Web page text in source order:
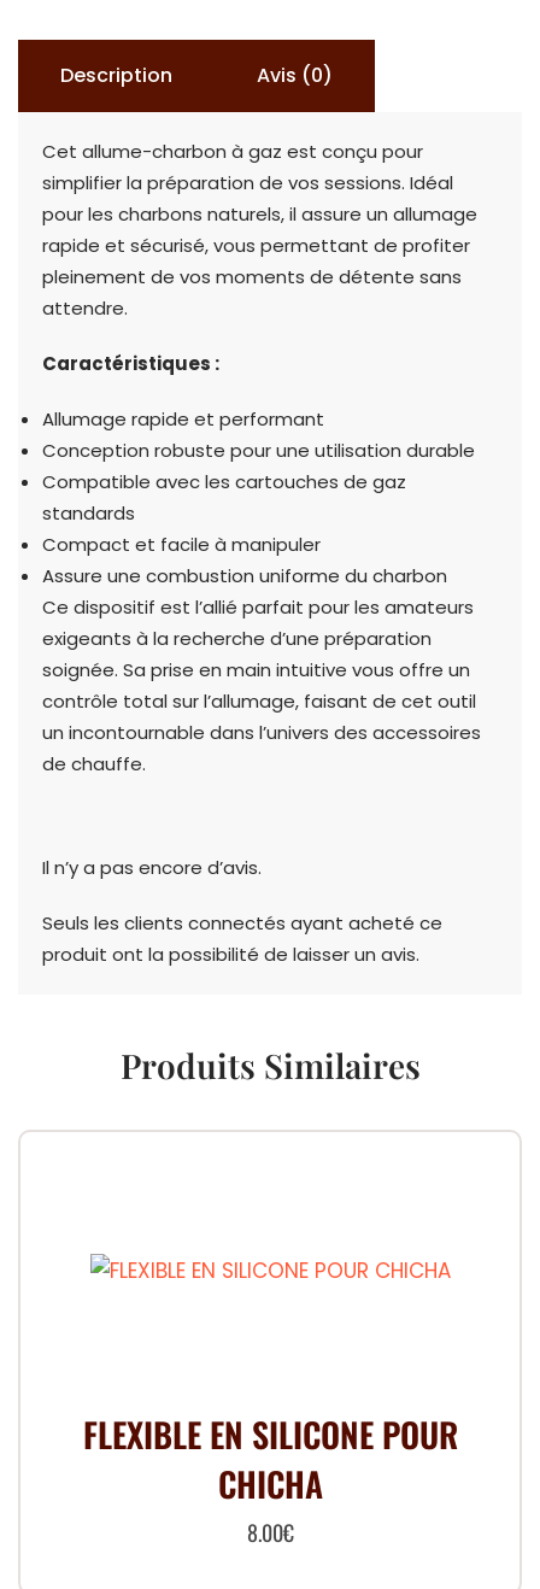
Description Avis (0)
Cet allume-charbon à gaz est conçu pour
simplifier la préparation de vos sessions. Idéal
pour les charbons naturels, il assure un allumage
rapide et sécurisé, vous permettant de profiter
pleinement de vos moments de détente sans
attendre.
Caractéristiques :
Allumage rapide et performant
Conception robuste pour une utilisation durable
Compatible avec les cartouches de gaz
standards
Compact et facile à manipuler
Assure une combustion uniforme du charbon
Ce dispositif est l’allié parfait pour les amateurs
exigeants à la recherche d’une préparation
soignée. Sa prise en main intuitive vous offre un
contrôle total sur l’allumage, faisant de cet outil
un incontournable dans l’univers des accessoires
de chauffe.
Il n’y a pas encore d’avis.
Seuls les clients connectés ayant acheté ce
produit ont la possibilité de laisser un avis.
Produits Similaires
FLEXIBLE EN SILICONE POUR
CHICHA
8.00€